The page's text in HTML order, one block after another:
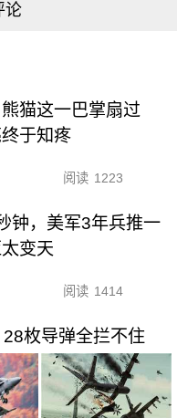
论
猫这一巴掌扇过
于知疼
阅读 1223
钟，美军3年兵推一
变天
阅读 1414
28枚导弹全拦不住